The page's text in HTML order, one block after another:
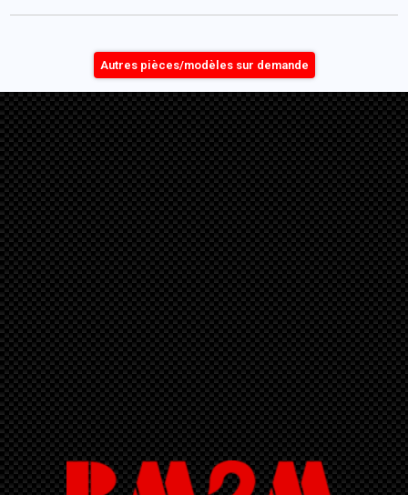
Autres pièces/modèles sur demande